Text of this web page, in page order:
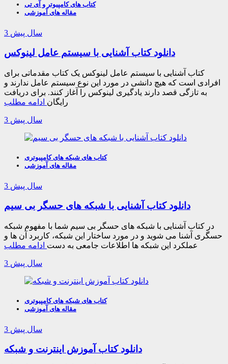
کتاب های کامپیوتر و آی تی
مقاله های آموزشی
3 سال پیش
دانلود کتاب آشنایی با سیستم عامل لینوکس
کتاب آشنایی با سیستم عامل لینوکس یک کتاب مقدماتی برای
افرادی است که هیچ دانشی در مورد این نوع سیستم عامل ندارند و
به تازگی قصد دارند یادگیری لینوکس را آغاز کنند. برای دریافت
رایگان ادامه مطلب
3 سال پیش
کتاب های شبکه های کامپیوتری
مقاله های آموزشی
3 سال پیش
دانلود کتاب آشنایی با شبکه های حسگر بی سیم
در کتاب آشنایی با شبکه های حسگر بی سیم شما با مفهوم شبکه
حسگری آشنا می شوید و در مورد ساختار این شبکه، کاربرد آن ها و
عملکرد این شبکه ها اطلاعات جامعی به دست ادامه مطلب
3 سال پیش
کتاب های شبکه های کامپیوتری
مقاله های آموزشی
3 سال پیش
دانلود کتاب آموزش اینترنت و شبکه